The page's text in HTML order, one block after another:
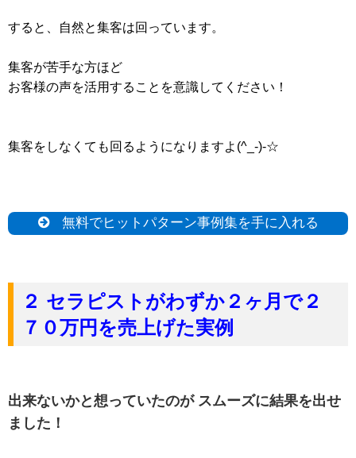
すると、自然と集客は回っています。
集客が苦手な方ほど
お客様の声を活用することを意識してください！
集客をしなくても回るようになりますよ(^_-)-☆
無料でヒットパターン事例集を手に入れる
２ セラピストがわずか２ヶ月で２
７０万円を売上げた実例
出来ないかと想っていたのが スムーズに結果を出せ
ました！